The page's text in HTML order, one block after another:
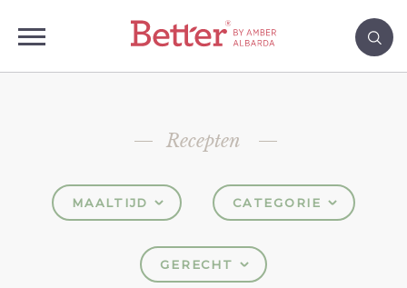
Recepten
MAALTIJD CATEGORIE
GERECHT